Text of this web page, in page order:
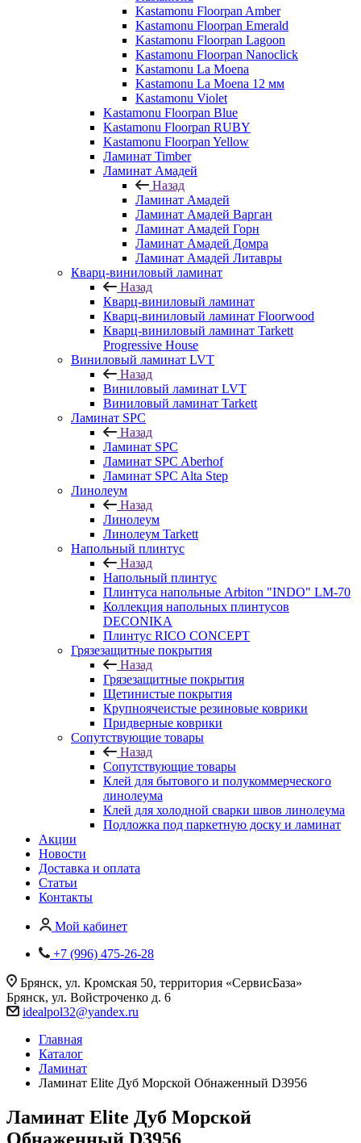
Kastamonu Floorpan Amber
Kastamonu Floorpan Emerald
Kastamonu Floorpan Lagoon
Kastamonu Floorpan Nanoclick
Kastamonu La Moena
Kastamonu La Moena 12 мм
Kastamonu Violet
Kastamonu Floorpan Blue
Kastamonu Floorpan RUBY
Kastamonu Floorpan Yellow
Ламинат Timber
Ламинат Амадей
Назад
Ламинат Амадей
Ламинат Амадей Варган
Ламинат Амадей Горн
Ламинат Амадей Домра
Ламинат Амадей Литавры
Кварц-виниловый ламинат
Назад
Кварц-виниловый ламинат
Кварц-виниловый ламинат Floorwood
Кварц-виниловый ламинат Tarkett
Progressive House
Виниловый ламинат LVT
Назад
Виниловый ламинат LVT
Виниловый ламинат Tarkett
Ламинат SPC
Назад
Ламинат SPC
Ламинат SPC Aberhof
Ламинат SPC Alta Step
Линолеум
Назад
Линолеум
Линолеум Tarkett
Напольный плинтус
Назад
Напольный плинтус
Плинтуса напольные Arbiton "INDO" LM-70
Коллекция напольных плинтусов
DECONIKA
Плинтус RICO CONCEPT
Грязезащитные покрытия
Назад
Грязезащитные покрытия
Щетинистые покрытия
Крупноячеистые резиновые коврики
Придверные коврики
Сопутствующие товары
Назад
Сопутствующие товары
Клей для бытового и полукоммерческого
линолеума
Клей для холодной сварки швов линолеума
Подложка под паркетную доску и ламинат
Акции
Новости
Доставка и оплата
Статьи
Контакты
Мой кабинет
+7 (996) 475-26-28
Брянск, ул. Кромская 50, территория «СервисБаза»
Брянск, ул. Войстроченко д. 6
idealpol32@yandex.ru
Главная
Каталог
Ламинат
Ламинат Elite Дуб Морской Обнаженный D3956
Ламинат Elite Дуб Морской